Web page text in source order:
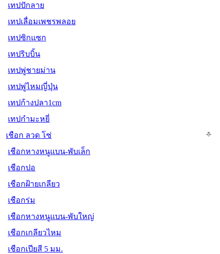
เทปปักลาย
เทปเลื่อมเพชรพลอย
เทปซิกแซก
เทปริบบิ้น
เทปพู่ชายม่าน
เทปพู่ไหมญี่ปุ่น
เทปก้างปลา1cm
เทปกำมะหยี่
เชือก ลวด โซ่
เชือกหางหนูแบน-พับเล็ก
เชือกปอ
เชือกฝ้ายเกลียว
เชือกร่ม
เชือกหางหนูแบน-พับใหญ่
เชือกเกลียวไหม
เชือกเปียสี 5 มม.